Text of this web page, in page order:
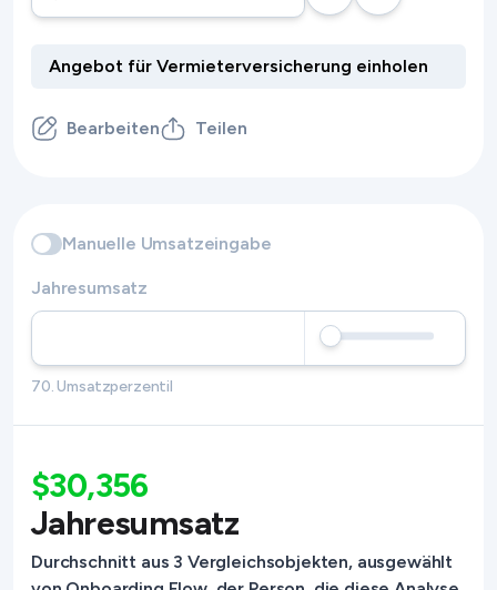
Bearbeiten Teilen
Manuelle Umsatzeingabe
Jahresumsatz
70. Umsatzperzentil
$30,356
Jahresumsatz
Durchschnitt aus 3 Vergleichsobjekten, ausgewählt